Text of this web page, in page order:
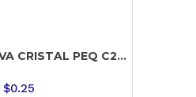
CRISTAL PEQ C2...
$0.25